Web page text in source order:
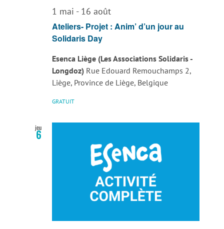
1 mai - 16 août
Ateliers- Projet : Anim’ d’un jour au
Solidaris Day
Esenca Liège (Les Associations Solidaris -
Longdoz) Rue Edouard Remouchamps 2,
Liège, Province de Liège, Belgique
GRATUIT
jeu
6